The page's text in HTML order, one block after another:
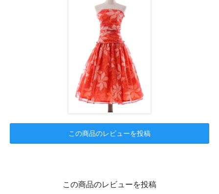
この商品のレビューを投稿
この商品のレビューを投稿